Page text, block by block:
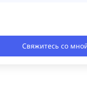
Свяжитесь со